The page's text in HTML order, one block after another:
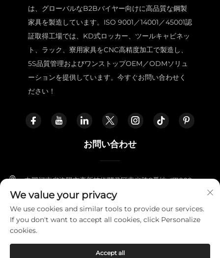
は、グローバルなB2Bバイヤー向けに高品質な鋼製
家具を製造しています。ISO 9001／14001／45001認
証取得工場では、KD式ロッカー、ツールキャビネッ
ト、ラック、寮用家具をCNC高精度加工で製造し、
5S品質管理およびワンストップOEM／ODMソリュ
ーションを提供しています。今すぐお問い合わせく
ださい！
お問い合わせ
中国河南省洛陽市高新技術開発区燕光路8番地 471000
+86-18338800729
[email protected]
Copyright © 2025 LUOYANG FURNITOPPER IMPORT AND
We value your privacy
We use cookies and similar tools to provide our services.
If you don't want to accept all cookies, click Personalize
cookies.
Accept all